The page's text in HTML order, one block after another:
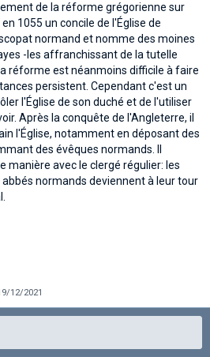
de la réforme grégorienne sur
1055 un concile de l'Église de
normand et nomme des moines
-les affranchissant de la tutelle
réforme est néanmoins difficile à faire
persistent. Cependant c'est un
l'Église de son duché et de l'utiliser
Après la conquête de l'Angleterre, il
l'Église, notamment en déposant des
des évêques normands. Il
manière avec le clergé régulier: les
normands deviennent à leur tour
12/2021